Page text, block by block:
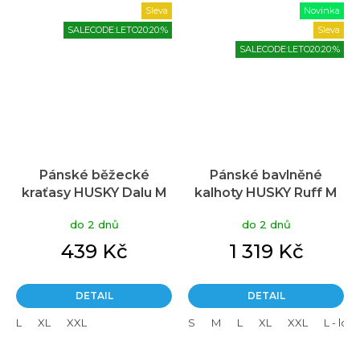
Sleva
SALECODE:LETO20:20:%
Pánské běžecké
kraťasy HUSKY Dalu M
do 2 dnů
439 Kč
DETAIL
L XL XXL
Novinka
Sleva
SALECODE:LETO20:20:%
Pánské bavlněné
kalhoty HUSKY Ruff M
do 2 dnů
1 319 Kč
DETAIL
S M L XL XXL L -